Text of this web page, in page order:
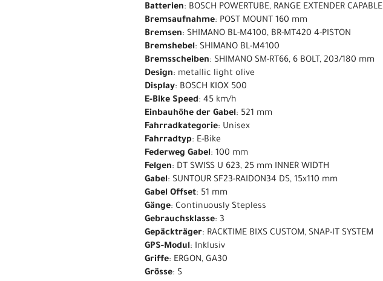
Batterien: BOSCH POWERTUBE, RANGE EXTENDER CAPABLE
Bremsaufnahme: POST MOUNT 160 mm
Bremsen: SHIMANO BL-M4100, BR-MT420 4-PISTON
Bremshebel: SHIMANO BL-M4100
Bremsscheiben: SHIMANO SM-RT66, 6 BOLT, 203/180 mm
Design: metallic light olive
Display: BOSCH KIOX 500
E-Bike Speed: 45 km/h
Einbauhöhe der Gabel: 521 mm
Fahrradkategorie: Unisex
Fahrradtyp: E-Bike
Federweg Gabel: 100 mm
Felgen: DT SWISS U 623, 25 mm INNER WIDTH
Gabel: SUNTOUR SF23-RAIDON34 DS, 15x110 mm
Gabel Offset: 51 mm
Gänge: Continuously Stepless
Gebrauchsklasse: 3
Gepäckträger: RACKTIME BIXS CUSTOM, SNAP-IT SYSTEM
GPS-Modul: Inklusiv
Griffe: ERGON, GA30
Grösse: S